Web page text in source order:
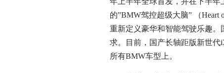
的”BMW驾控超级大脑” （Heart
重新定义豪华和智能驾驶乐趣
求。目前，国产长轴距版新世
所有BMW车型上。